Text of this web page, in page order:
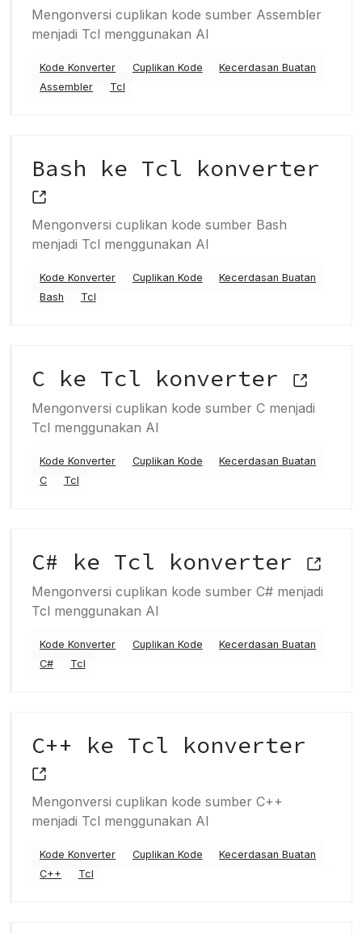
Mengonversi cuplikan kode sumber Assembler
menjadi Tcl menggunakan AI
Kode Konverter Cuplikan Kode
Kecerdasan Buatan
Assembler
Tcl
Bash ke Tcl konverter
Mengonversi cuplikan kode sumber Bash
menjadi Tcl menggunakan AI
Kode Konverter Cuplikan Kode
Kecerdasan Buatan
Bash
Tcl
C ke Tcl konverter
Mengonversi cuplikan kode sumber C menjadi
Tcl menggunakan AI
Kode Konverter Cuplikan Kode
Kecerdasan Buatan
C
Tcl
C# ke Tcl konverter
Mengonversi cuplikan kode sumber C# menjadi
Tcl menggunakan AI
Kode Konverter Cuplikan Kode
Kecerdasan Buatan
C#
Tcl
C++ ke Tcl konverter
Mengonversi cuplikan kode sumber C++
menjadi Tcl menggunakan AI
Kode Konverter Cuplikan Kode
Kecerdasan Buatan
C++
Tcl